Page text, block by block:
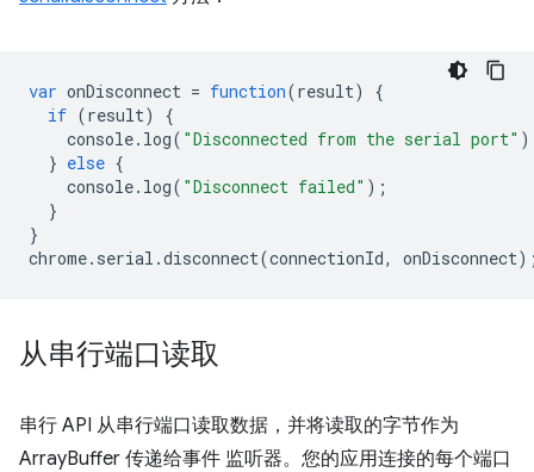
var onDisconnect = function(result)
{
if (result)
{
console. log( "Disconnected from the serial port"
} else {
console. log( "Disconnect failed" );
}
}
chrome. serial .disconnect(connectionId, onDisconnect
从串行端口读取
串行 API 从串行端口读取数据，并将读取的字节作为
ArrayBuffer 传递给事件 监听器。您的应用连接的每个端口